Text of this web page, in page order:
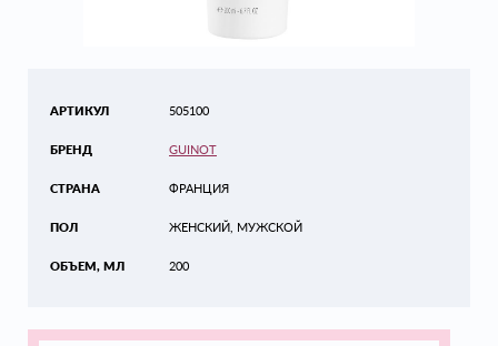
АРТИКУЛ
БРЕНД
СТРАНА
ПОЛ
ОБЪЕМ, МЛ
505100
GUINOT
ФРАНЦИЯ
ЖЕНСКИЙ, МУЖСКОЙ
200